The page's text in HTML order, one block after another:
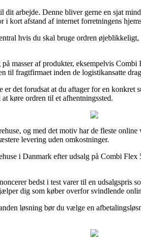
arbejde. Denne bliver gerne en sjat
i kort afstand af internet forretningens
hvis du skal bruge ordren
masser af produkter, eksempelvis
til fragtfirmaet inden de logistikansatte
det forudsat at du aftager for en
køre ordren til et afhentningssted.
og med det motiv har de fleste
levering uden omkostninger.
i Danmark efter udsalg på Combi
bedst i test varer til en udsalgspris
dig som køber overfor svindlende
løsning bør du vælge en